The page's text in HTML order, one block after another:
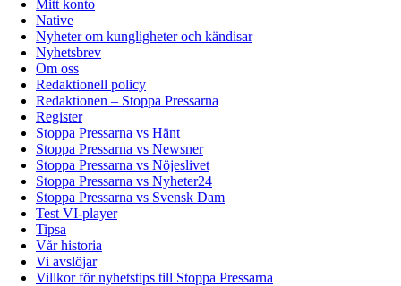
Mitt konto
Native
Nyheter om kungligheter och kändisar
Nyhetsbrev
Om oss
Redaktionell policy
Redaktionen – Stoppa Pressarna
Register
Stoppa Pressarna vs Hänt
Stoppa Pressarna vs Newsner
Stoppa Pressarna vs Nöjeslivet
Stoppa Pressarna vs Nyheter24
Stoppa Pressarna vs Svensk Dam
Test VI-player
Tipsa
Vår historia
Vi avslöjar
Villkor för nyhetstips till Stoppa Pressarna